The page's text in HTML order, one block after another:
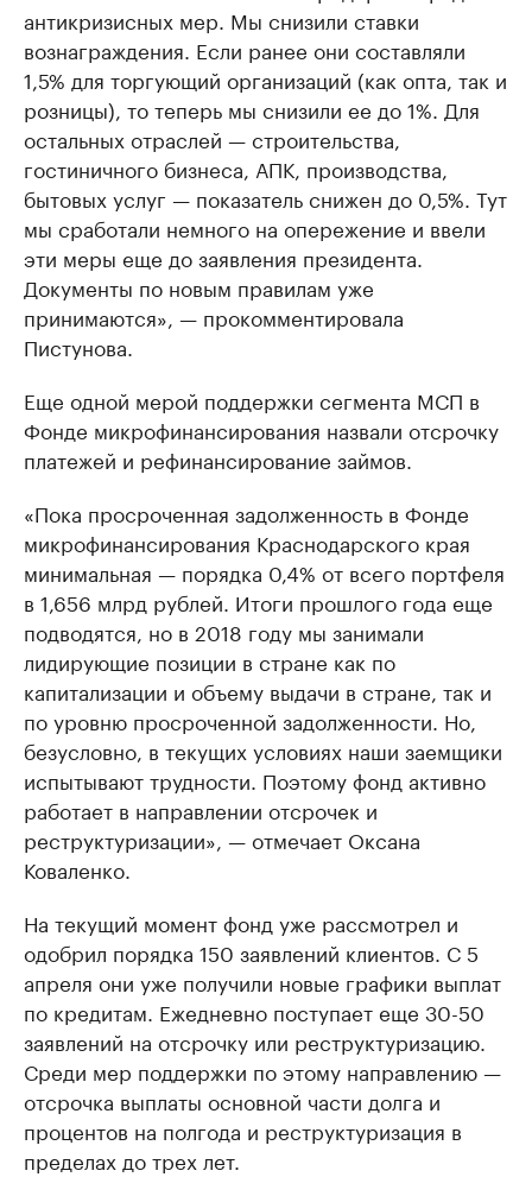
антикризисных мер. Мы снизили ставки
вознаграждения. Если ранее они составляли
1,5% для торгующий организаций (как опта, так и
розницы), то теперь мы снизили ее до 1%. Для
остальных отраслей — строительства,
гостиничного бизнеса, АПК, производства,
бытовых услуг — показатель снижен до 0,5%. Тут
мы сработали немного на опережение и ввели
эти меры еще до заявления президента.
Документы по новым правилам уже
принимаются», — прокомментировала
Пистунова.
Еще одной мерой поддержки сегмента МСП в
Фонде микрофинансирования назвали отсрочку
платежей и рефинансирование займов.
«Пока просроченная задолженность в Фонде
микрофинансирования Краснодарского края
минимальная — порядка 0,4% от всего портфеля
в 1,656 млрд рублей. Итоги прошлого года еще
подводятся, но в 2018 году мы занимали
лидирующие позиции в стране как по
капитализации и объему выдачи в стране, так и
по уровню просроченной задолженности. Но,
безусловно, в текущих условиях наши заемщики
испытывают трудности. Поэтому фонд активно
работает в направлении отсрочек и
реструктуризации», — отмечает Оксана
Коваленко.
На текущий момент фонд уже рассмотрел и
одобрил порядка 150 заявлений клиентов. С 5
апреля они уже получили новые графики выплат
по кредитам. Ежедневно поступает еще 30-50
заявлений на отсрочку или реструктуризацию.
Среди мер поддержки по этому направлению —
отсрочка выплаты основной части долга и
процентов на полгода и реструктуризация в
пределах до трех лет.